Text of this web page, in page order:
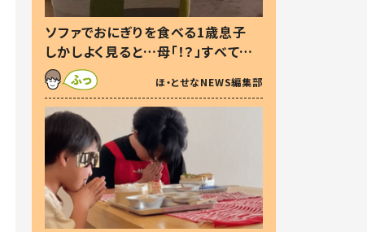
ソファでおにぎりを食べる1歳息子
しかしよく見ると…母「！？」すべてを
察した母の投稿に「可愛いから許
す！」「現行犯〜」
ほ・とせなNEWS編集部